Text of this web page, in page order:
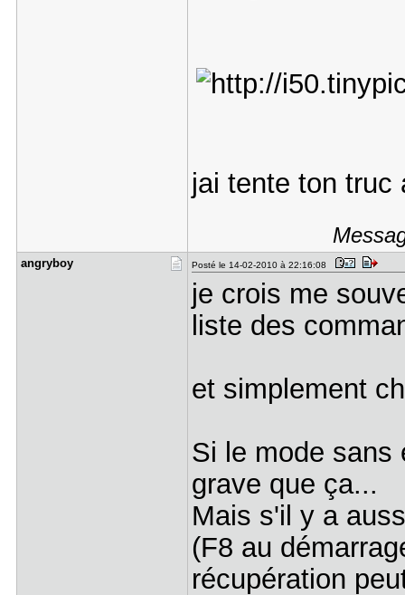
jai tente ton truc
angryboy Posté le 14-02-2010 à 22:16:08
je crois me
liste des
et simplement
Si le mode sans
grave que ça...
Mais s'il y a
(F8 au
récupération